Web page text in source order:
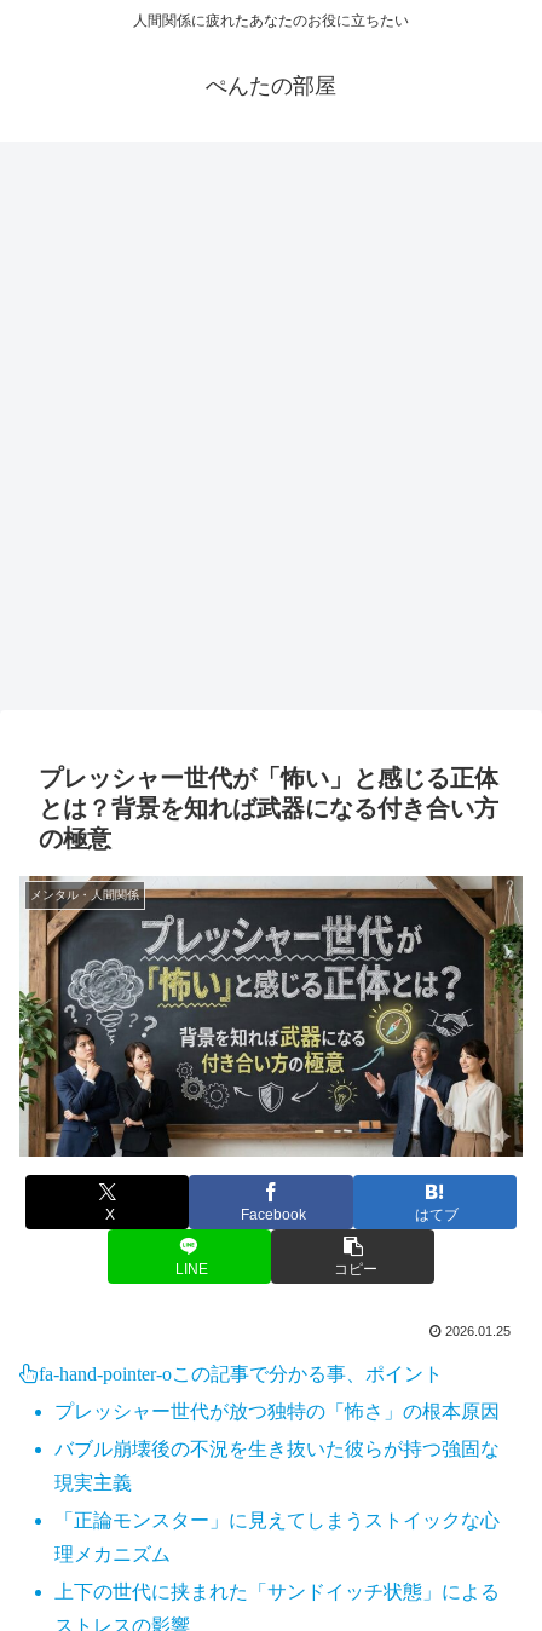
人間関係に疲れたあなたのお役に立ちたい
ぺんたの部屋
プレッシャー世代が「怖い」と感じる正体
とは？背景を知れば武器になる付き合い方
の極意
メンタル・人間関係
X Facebook はてブ
LINE コピー
2026.01.25
fa-hand-pointer-oこの記事で分かる事、ポイント
プレッシャー世代が放つ独特の「怖さ」の根本原因
バブル崩壊後の不況を生き抜いた彼らが持つ強固な
現実主義
「正論モンスター」に見えてしまうストイックな心
理メカニズム
上下の世代に挟まれた「サンドイッチ状態」による
ストレスの影響